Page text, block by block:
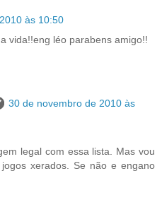
às 10:50
vida!!eng léo parabens amigo!!
30 de novembro de 2010 às
legal com essa lista. Mas vou
xerados. Se não e engano